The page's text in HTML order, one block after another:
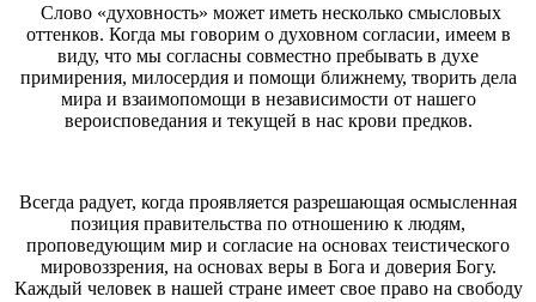
Слово «духовность» может иметь несколько смысловых
оттенков. Когда мы говорим о духовном согласии, имеем в
виду, что мы согласны совместно пребывать в духе
примирения, милосердия и помощи ближнему, творить дела
мира и взаимопомощи в независимости от нашего
вероисповедания и текущей в нас крови предков.
Всегда радует, когда проявляется разрешающая осмысленная
позиция правительства по отношению к людям,
проповедующим мир и согласие на основах теистического
мировоззрения, на основах веры в Бога и доверия Богу.
Каждый человек в нашей стране имеет свое право на свободу